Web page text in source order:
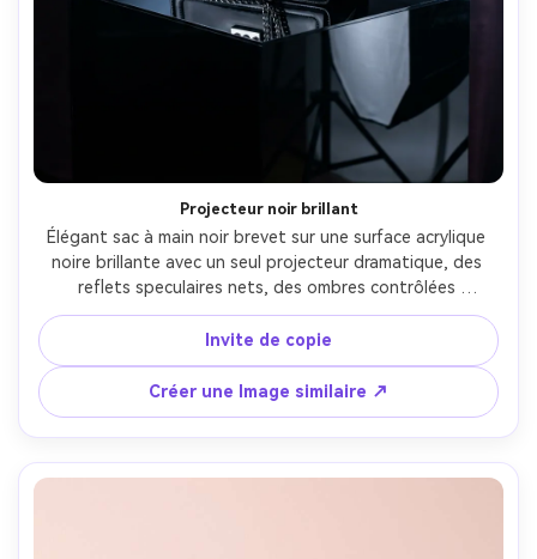
Projecteur noir brillant
Élégant sac à main noir brevet sur une surface acrylique
noire brillante avec un seul projecteur dramatique, des
reflets speculaires nets, des ombres contrôlées
profondément, des reflets matériels chromés, pris sur
Nikon Z8, 70 mm, f/5.6, éclairage stroboscopique studio
avec drapeaux, réflexions et texture ultra-réalistes,
ambiance de luxe cinématographique- -ar 4:5
Invite de copie
Créer une Image similaire ↗